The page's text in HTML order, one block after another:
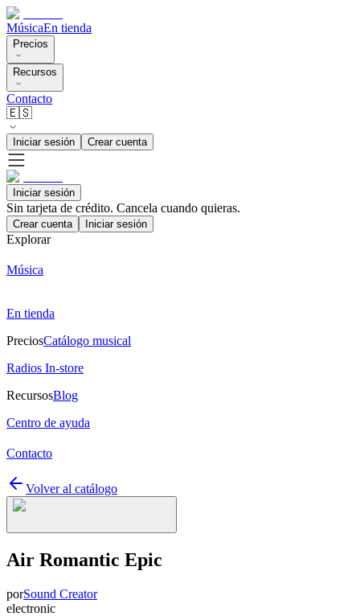
MúsicaEn tienda
Precios
Recursos
Contacto
🇪🇸
Iniciar sesión Crear cuenta
Iniciar sesión
Sin tarjeta de crédito. Cancela cuando quieras.
Crear cuenta Iniciar sesión
Explorar
Música
En tienda
PreciosCatálogo musical
Radios In-store
RecursosBlog
Centro de ayuda
Contacto
Volver al catálogo
Air Romantic Epic
porSound Creator
electronic